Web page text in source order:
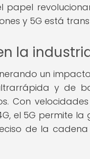
papel
y 5G está
la
un
y de
Con
el 5G permite
de la